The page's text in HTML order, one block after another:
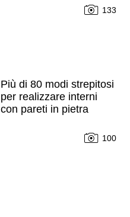
133
Più di 80 modi strepitosi
per realizzare interni
con pareti in pietra
100